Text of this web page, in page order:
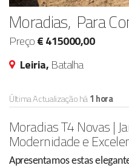
Moradias, Para
Preço€ 415000,00
Leiria, Batalha
Última Actualização há1 hora
Moradias T4 Novas |
Modernidade e
Apresentamos estas